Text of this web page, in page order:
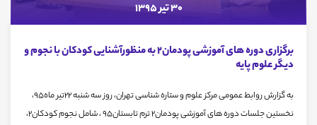
30 تیر 1395
برگزاری دوره های آموزشی پودمان2 به منظورآشنایی کودکان با نجوم و
دیگر علوم پایه
به گزارش روابط عمومی مرکز علوم و ستاره شناسی تهران، روز سه شنبه 22تیر ماه95،
نخستین جلسات دوره های آموزشی پودمان2 ترم تابستان95 ، شامل نجوم کودکان2،